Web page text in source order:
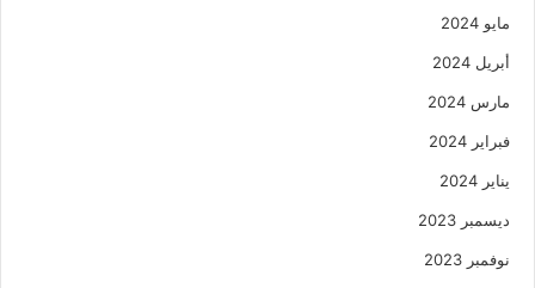
مايو 2024
أبريل 2024
مارس 2024
فبراير 2024
يناير 2024
ديسمبر 2023
نوفمبر 2023